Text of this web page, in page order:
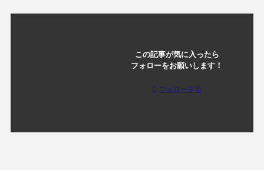
この記事が気に入ったら
フォローをお願いします！
フォローする